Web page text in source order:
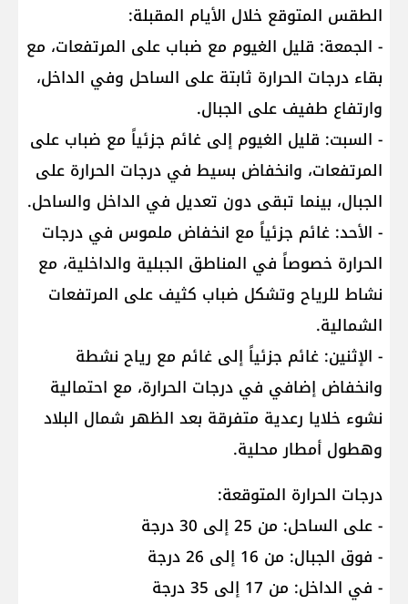
الطقس المتوقع خلال الأيام المقبلة:
- الجمعة: قليل الغيوم مع ضباب على المرتفعات، مع
بقاء درجات الحرارة ثابتة على الساحل وفي الداخل،
وارتفاع طفيف على الجبال.
- السبت: قليل الغيوم إلى غائم جزئياً مع ضباب على
المرتفعات، وانخفاض بسيط في درجات الحرارة على
الجبال، بينما تبقى دون تعديل في الداخل والساحل.
- الأحد: غائم جزئياً مع انخفاض ملموس في درجات
الحرارة خصوصاً في المناطق الجبلية والداخلية، مع
نشاط للرياح وتشكل ضباب كثيف على المرتفعات
الشمالية.
- الإثنين: غائم جزئياً إلى غائم مع رياح نشطة
وانخفاض إضافي في درجات الحرارة، مع احتمالية
نشوء خلايا رعدية متفرقة بعد الظهر شمال البلاد
وهطول أمطار محلية.
درجات الحرارة المتوقعة:
- على الساحل: من 25 إلى 30 درجة
- فوق الجبال: من 16 إلى 26 درجة
- في الداخل: من 17 إلى 35 درجة